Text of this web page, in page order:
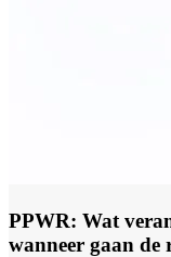
PPWR: Wat
wanneer gaan de